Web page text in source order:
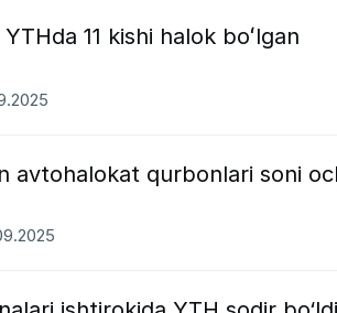
11 kishi halok boʻlgan
avtohalokat qurbonlari soni